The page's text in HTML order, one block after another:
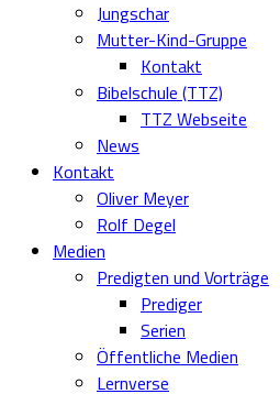
Jungschar
Mutter-Kind-Gruppe
Kontakt
Bibelschule (TTZ)
TTZ Webseite
News
Kontakt
Oliver Meyer
Rolf Degel
Medien
Predigten und Vorträge
Prediger
Serien
Öffentliche Medien
Lernverse